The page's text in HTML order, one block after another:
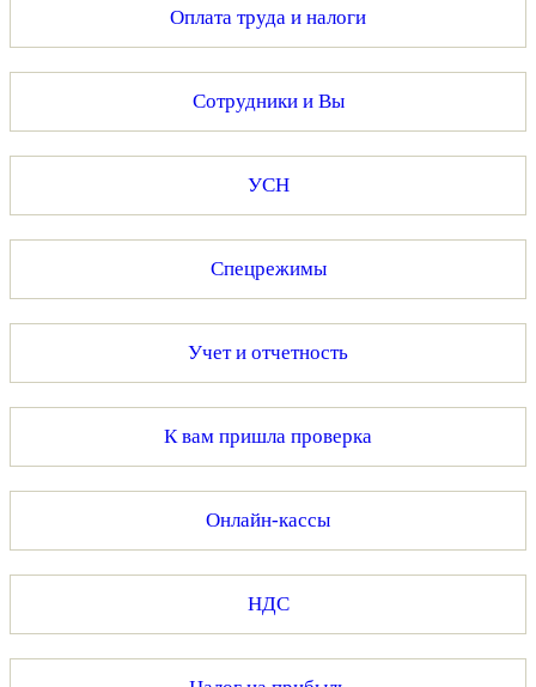
Оплата труда и налоги
Сотрудники и Вы
УСН
Спецрежимы
Учет и отчетность
К вам пришла проверка
Онлайн-кассы
НДС